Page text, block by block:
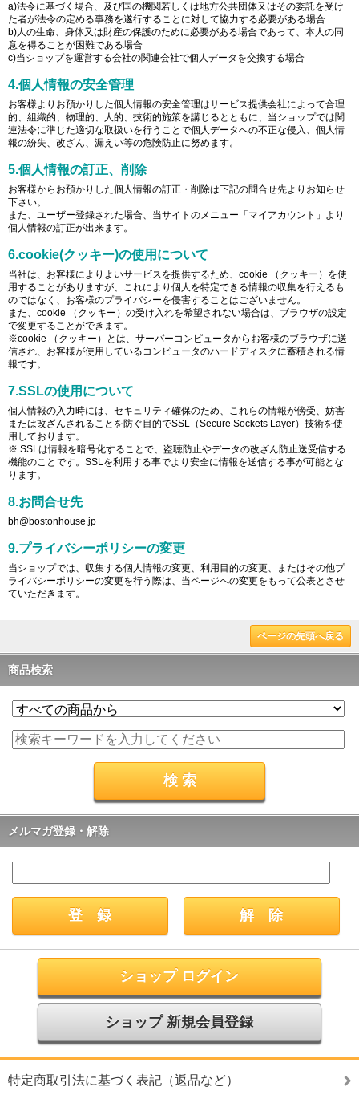
a)法令に基づく場合、及び国の機関若しくは地方公共団体又はその委託を受け
た者が法令の定める事務を遂行することに対して協力する必要がある場合
b)人の生命、身体又は財産の保護のために必要がある場合であって、本人の同
意を得ることが困難である場合
c)当ショップを運営する会社の関連会社で個人データを交換する場合
4.個人情報の安全管理
お客様よりお預かりした個人情報の安全管理はサービス提供会社によって合理
的、組織的、物理的、人的、技術的施策を講じるとともに、当ショップでは関
連法令に準じた適切な取扱いを行うことで個人データへの不正な侵入、個人情
報の紛失、改ざん、漏えい等の危険防止に努めます。
5.個人情報の訂正、削除
お客様からお預かりした個人情報の訂正・削除は下記の問合せ先よりお知らせ
下さい。
また、ユーザー登録された場合、当サイトのメニュー「マイアカウント」より
個人情報の訂正が出来ます。
6.cookie(クッキー)の使用について
当社は、お客様によりよいサービスを提供するため、cookie （クッキー）を使
用することがありますが、これにより個人を特定できる情報の収集を行えるも
のではなく、お客様のプライバシーを侵害することはございません。
また、cookie （クッキー）の受け入れを希望されない場合は、ブラウザの設定
で変更することができます。
※cookie （クッキー）とは、サーバーコンピュータからお客様のブラウザに送
信され、お客様が使用しているコンピュータのハードディスクに蓄積される情
報です。
7.SSLの使用について
個人情報の入力時には、セキュリティ確保のため、これらの情報が傍受、妨害
または改ざんされることを防ぐ目的でSSL（Secure Sockets Layer）技術を使
用しております。
※ SSLは情報を暗号化することで、盗聴防止やデータの改ざん防止送受信する
機能のことです。SSLを利用する事でより安全に情報を送信する事が可能とな
ります。
8.お問合せ先
bh@bostonhouse.jp
9.プライバシーポリシーの変更
当ショップでは、収集する個人情報の変更、利用目的の変更、またはその他プ
ライバシーポリシーの変更を行う際は、当ページへの変更をもって公表とさせ
ていただきます。
ページの先頭へ戻る
商品検索
メルマガ登録・解除
ショップ ログイン
ショップ 新規会員登録
特定商取引法に基づく表記（返品など）